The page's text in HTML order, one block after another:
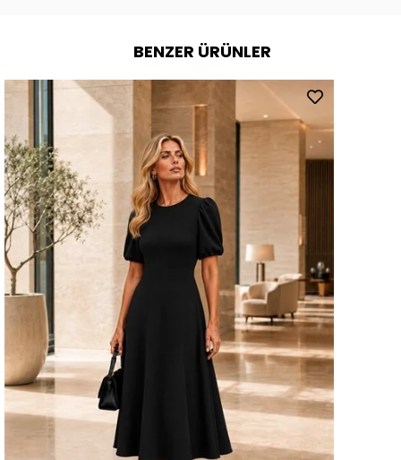
BENZER ÜRÜNLER